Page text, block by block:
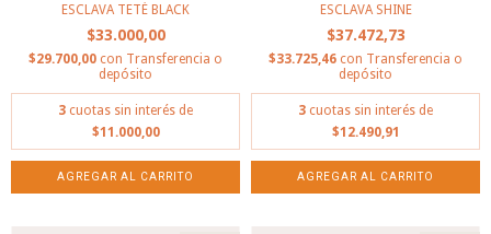
ESCLAVA TETÉ BLACK
$33.000,00
$29.700,00 con Transferencia o
depósito
3 cuotas sin interés de
$11.000,00
ESCLAVA SHINE
$37.472,73
$33.725,46 con Transferencia o
depósito
3 cuotas sin interés de
$12.490,91